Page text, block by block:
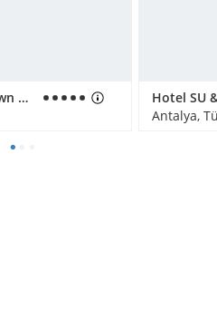
Rixos Downtown Antalya
Antalya,